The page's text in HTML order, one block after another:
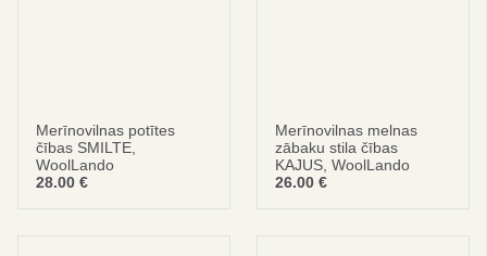
Merīnovilnas potītes
čības SMILTE,
WoolLando
28.00 €
Merīnovilnas melnas
zābaku stila čības
KAJUS, WoolLando
26.00 €